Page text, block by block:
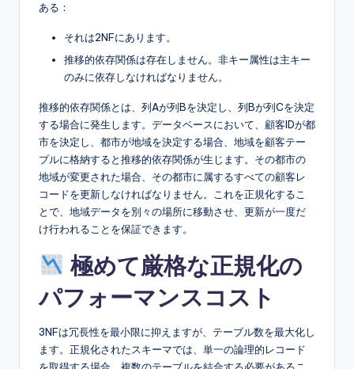
ある：
それは2NFにあります。
推移的依存関係は存在しません。非キー属性は主キー
のみに依存しなければなりません。
推移的依存関係とは、列Aが列Bを決定し、列Bが列Cを決定
する場合に発生します。データベースにおいて、顧客IDが都
市を決定し、都市が地域を決定する場合、地域を顧客テー
ブルに格納すると推移的依存関係が生じます。その都市の
地域が変更された場合、その都市に属するすべての顧客レ
コードを更新しなければなりません。これを正規化するこ
とで、地域データを別々の場所に移動させ、更新が一度だ
け行われることを保証できます。
極めて厳格な正規化の
パフォーマンスコスト
3NFは冗長性を最小限に抑えますが、テーブル数を最大化し
ます。正規化されたスキーマでは、単一の論理的レコード
を取得する場合、複数のテーブルを結合する必要があるこ